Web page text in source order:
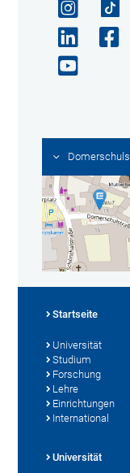
Startseite
Universität
Studium
Forschung
Lehre
Einrichtungen
International
Universität